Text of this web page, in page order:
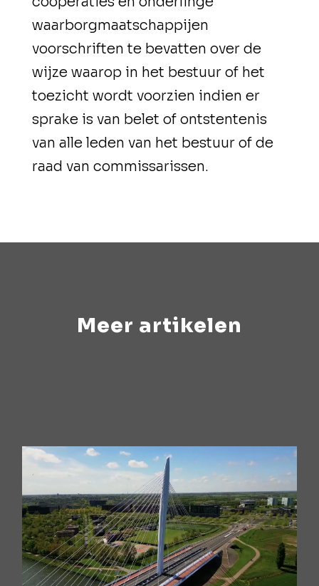
waarborgmaatschappijen
voorschriften te bevatten over de
wijze waarop in het bestuur of het
toezicht wordt voorzien indien er
sprake is van belet of ontstentenis
van alle leden van het bestuur of de
raad van commissarissen.
Meer artikelen